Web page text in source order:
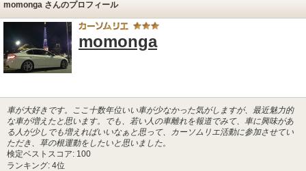
momonga さんのプロフィール
momonga
車が大好きです。ここ十数年位いい車が少なかった気がしますが、最近魅力的
な車が増えたと思います。でも、若い人の車離れを報道でみて、車に興味があ
る人が少しでも増えればいいなぁと思って、カーソムリエ活動に参加させてい
ただき、草の根運動をしたいと思いました。
検定ベストスコア: 100
ランキング: 4位